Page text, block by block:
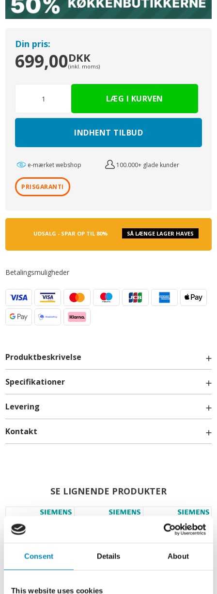
Consent Details About
This website uses cookies
Din pris:
699,00DKK
(inkl. moms)
INDHENT TILBUD
e-mærket webshop 100.000+ glade kunder
PRISGARANTI
UDSALG - SPAR OP TIL 80% SÅ LÆNGE LAGER HAVES
Betalingsmuligheder
Produktbeskrivelse
Specifikationer
Levering
Kontakt
SE LIGNENDE PRODUKTER
Udstødningssæt -
Recirkulationssæt -